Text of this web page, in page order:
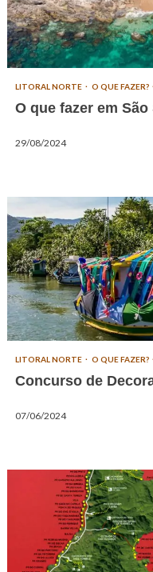
LITORAL NORTE O QUE FAZER?
O que fazer em
29/08/2024
LITORAL NORTE O QUE FAZER?
Concurso de
07/06/2024